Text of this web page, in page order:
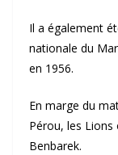
Il a également
nationale du
en 1956.
En marge du
Pérou, les
Benbarek.